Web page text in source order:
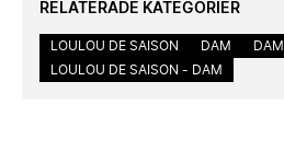
RELATERADE KATEGORIER
LOULOU DE SAISON DAM
LOULOU DE SAISON - DAM